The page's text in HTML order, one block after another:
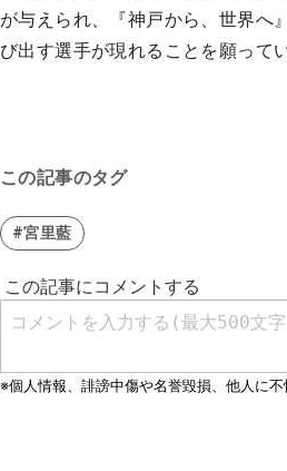
が与えられ、『神戸から、世界へ
び出す選手が現れることを願って
この記事のタグ
#宮里藍